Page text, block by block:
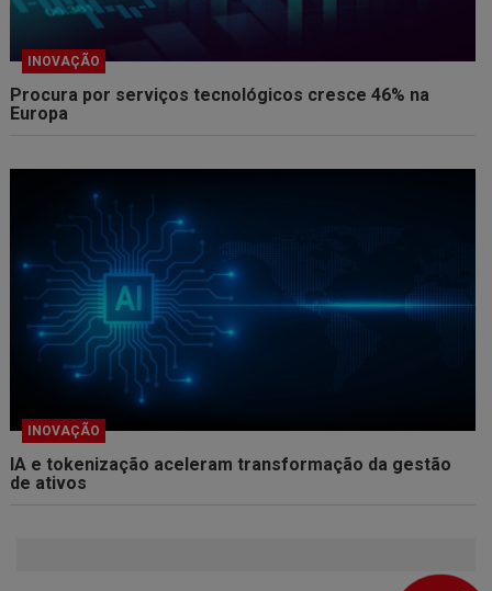
INOVAÇÃO
Procura por serviços tecnológicos cresce 46% na
Europa
INOVAÇÃO
IA e tokenização aceleram transformação da gestão
de ativos